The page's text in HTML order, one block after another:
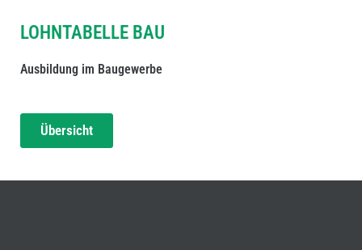
LOHNTABELLE BAU
Ausbildung im Baugewerbe
Übersicht